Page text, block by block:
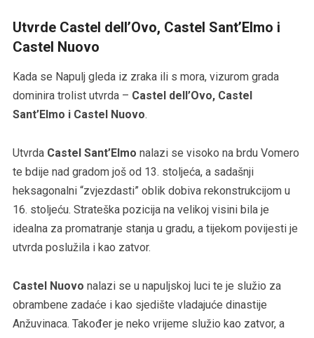
Utvrde Castel dell’Ovo, Castel Sant’Elmo i
Castel Nuovo
Kada se Napulj gleda iz zraka ili s mora, vizurom grada
dominira trolist utvrda – Castel dell’Ovo, Castel
Sant’Elmo i Castel Nuovo.
Utvrda Castel Sant’Elmo nalazi se visoko na brdu Vomero
te bdije nad gradom još od 13. stoljeća, a sadašnji
heksagonalni “zvjezdasti” oblik dobiva rekonstrukcijom u
16. stoljeću. Strateška pozicija na velikoj visini bila je
idealna za promatranje stanja u gradu, a tijekom povijesti je
utvrda poslužila i kao zatvor.
Castel Nuovo nalazi se u napuljskoj luci te je služio za
obrambene zadaće i kao sjedište vladajuće dinastije
Anžuvinaca. Također je neko vrijeme služio kao zatvor, a